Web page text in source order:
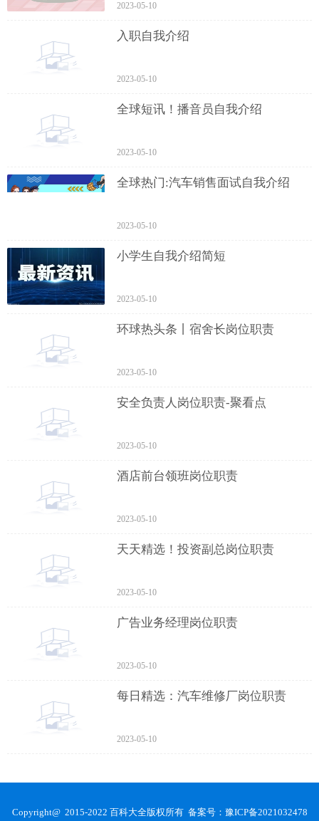
2023-05-10
入职自我介绍
2023-05-10
全球短讯！播音员自我介绍
2023-05-10
全球热门:汽车销售面试自我介绍
2023-05-10
小学生自我介绍简短
2023-05-10
环球热头条丨宿舍长岗位职责
2023-05-10
安全负责人岗位职责-聚看点
2023-05-10
酒店前台领班岗位职责
2023-05-10
天天精选！投资副总岗位职责
2023-05-10
广告业务经理岗位职责
2023-05-10
每日精选：汽车维修厂岗位职责
2023-05-10
Copyright@ 2015-2022 百科大全版权所有 备案号： 豫ICP备2021032478